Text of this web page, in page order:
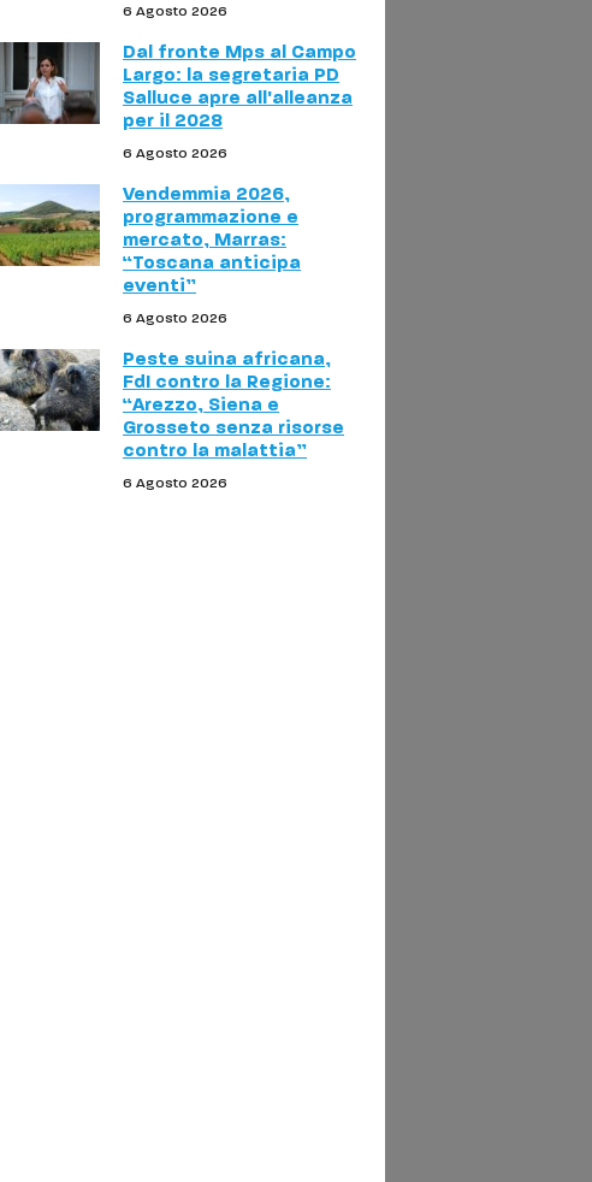
6 Agosto 2026
Dal fronte Mps al Campo
Largo: la segretaria PD
Salluce apre all'alleanza
per il 2028
6 Agosto 2026
Vendemmia 2026,
programmazione e
mercato, Marras:
“Toscana anticipa
eventi”
6 Agosto 2026
Peste suina africana,
FdI contro la Regione:
“Arezzo, Siena e
Grosseto senza risorse
contro la malattia”
6 Agosto 2026